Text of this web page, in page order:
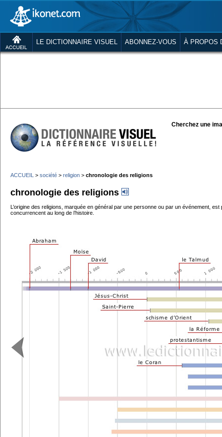
LE DICTIONNAIRE VISUEL ABONNEZ-VOUS À PROPOS
Cherchez une
ACCUEIL > société > religion > chronologie des religions
chronologie des religions
L’origine des religions, marquée en général par une personne ou par un événement,
concurrencent au long de l’histoire.